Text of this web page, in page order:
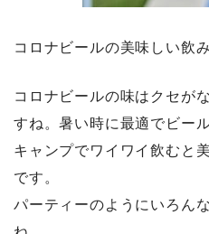
コロナビールの美味しい飲
コロナビールの味はクセが
すね。暑い時に最適でビー
キャンプでワイワイ飲むと
です。
パーティーのようにいろん